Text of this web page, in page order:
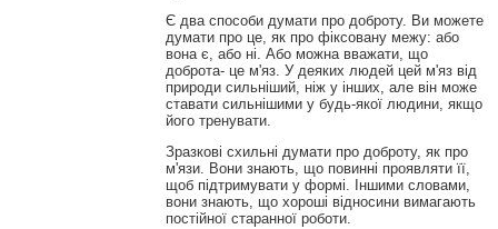
Є два способи думати про доброту. Ви можете
думати про це, як про фіксовану межу: або
вона є, або ні. Або можна вважати, що
доброта- це м'яз. У деяких людей цей м'яз від
природи сильніший, ніж у інших, але він може
ставати сильнішими у будь-якої людини, якщо
його тренувати.
Зразкові схильні думати про доброту, як про
м'язи. Вони знають, що повинні проявляти її,
щоб підтримувати у формі. Іншими словами,
вони знають, що хороші відносини вимагають
постійної старанної роботи.